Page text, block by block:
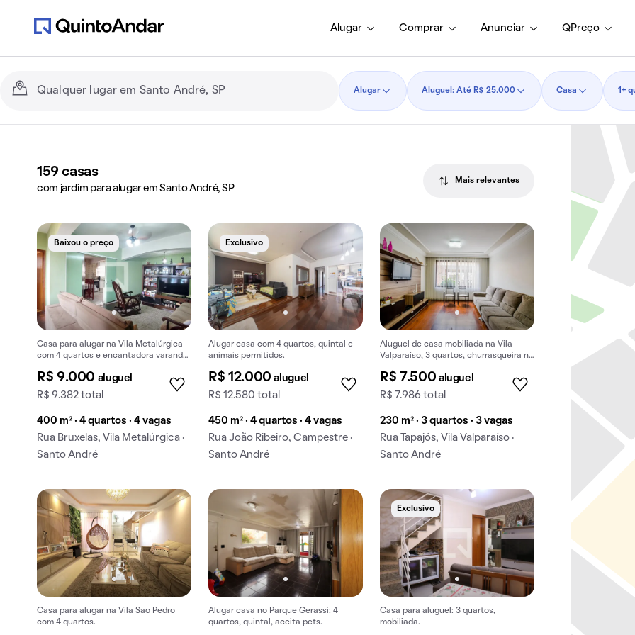
Alugar Comprar Anunciar QPreço
Alugar Aluguel: Até R$ 25.000 Casa 1+
159 casas
com jardim para alugar em Santo André, SP
Mais relevantes
Baixou o preço
Casa para alugar na Vila Metalúrgica
com 4 quartos e encantadora varanda.
R$ 9.000 aluguel
R$ 9.382 total
400 m² · 4 quartos · 4 vagas
Rua Bruxelas, Vila Metalúrgica ·
Santo André
Exclusivo
Alugar casa com 4 quartos, quintal e
animais permitidos.
R$ 12.000aluguel
R$ 12.580 total
450 m² · 4 quartos · 4 vagas
Rua João Ribeiro, Campestre ·
Santo André
Aluguel de casa mobiliada na Vila
Valparaíso, 3 quartos, churrasqueira no
R$ 7.500 aluguel
R$ 7.986 total
230 m² · 3 quartos · 3 vagas
Rua Tapajós, Vila Valparaíso ·
Santo André
Casa para alugar na Vila Sao Pedro
com 4 quartos.
Alugar casa no Parque Gerassi: 4
quartos, quintal, aceita pets.
Exclusivo
Casa para aluguel: 3 quartos,
mobiliada.